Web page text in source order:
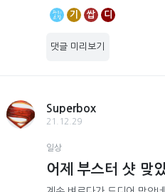
기 쌉 디
댓글 미리보기
Superbox
21.12.29
일상
어제 부스터 샷 맞